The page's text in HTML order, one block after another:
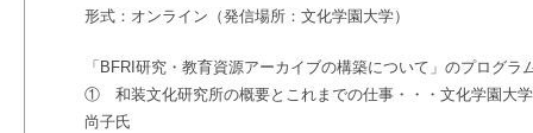
形式：オンライン（発信場所：文化学園大学）
「BFRI研究・教育資源アーカイブの構築について」のプログラ
① 和装文化研究所の概要とこれまでの仕事・・・文化学園
尚子氏